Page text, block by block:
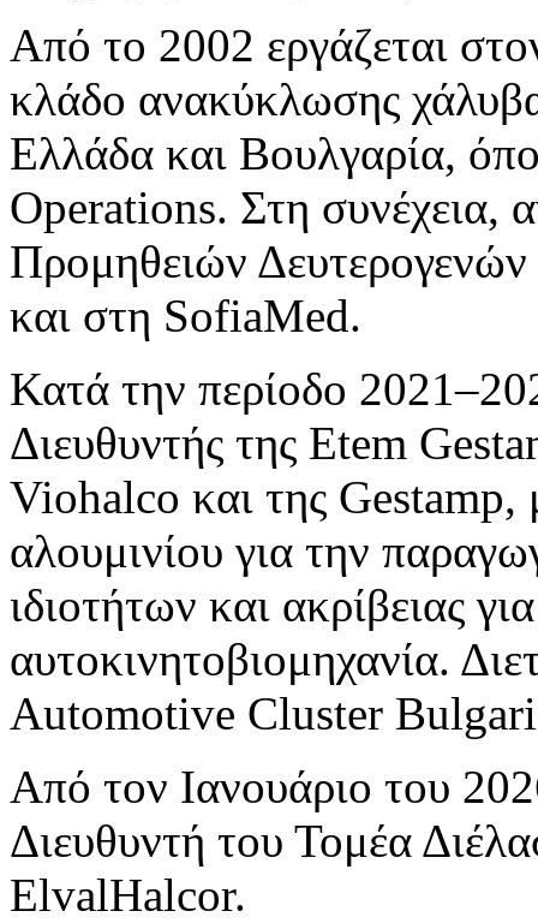
Από το 2002 εργάζεται
κλάδο ανακύκλωσης
Ελλάδα και Βουλγαρία,
Operations. Στη συνέχεια,
Προμηθειών
και στη SofiaMed.
Κατά την περίοδο
Διευθυντής της Etem
Viohalco και της Gestamp,
αλουμινίου για την
ιδιοτήτων και ακρίβειας
αυτοκινητοβιομηχανία.
Automotive Cluster
Από τον Ιανουάριο του
Διευθυντή του Τομέα
ElvalHalcor.